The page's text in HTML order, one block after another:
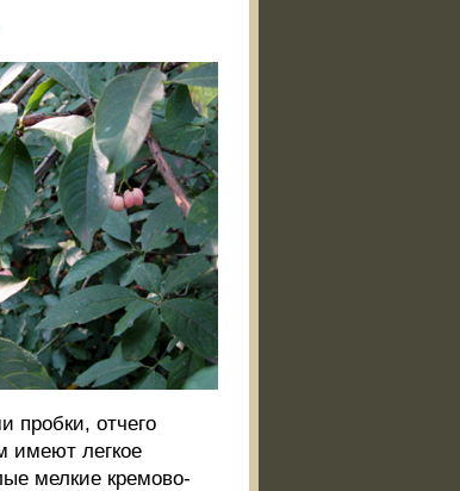
пробки, отчего
имеют легкое
мелкие кремово-